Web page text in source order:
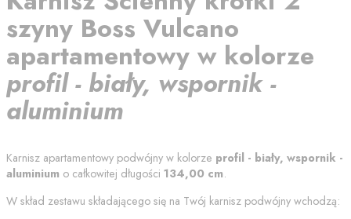
szyny Boss Vulcano
apartamentowy w kolorze
profil - biały, wspornik -
aluminium
Karnisz apartamentowy podwójny w kolorze profil - biały, wspornik -
aluminium o całkowitej długości 134,00 cm.
W skład zestawu składającego się na Twój karnisz podwójny wchodzą: